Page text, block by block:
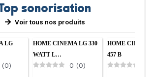
Salon
sonorisation
Voir tous nos produits
LG
(0)
HOME CINEMA LG 330
WATT L…
0 (0)
HOME
457 B